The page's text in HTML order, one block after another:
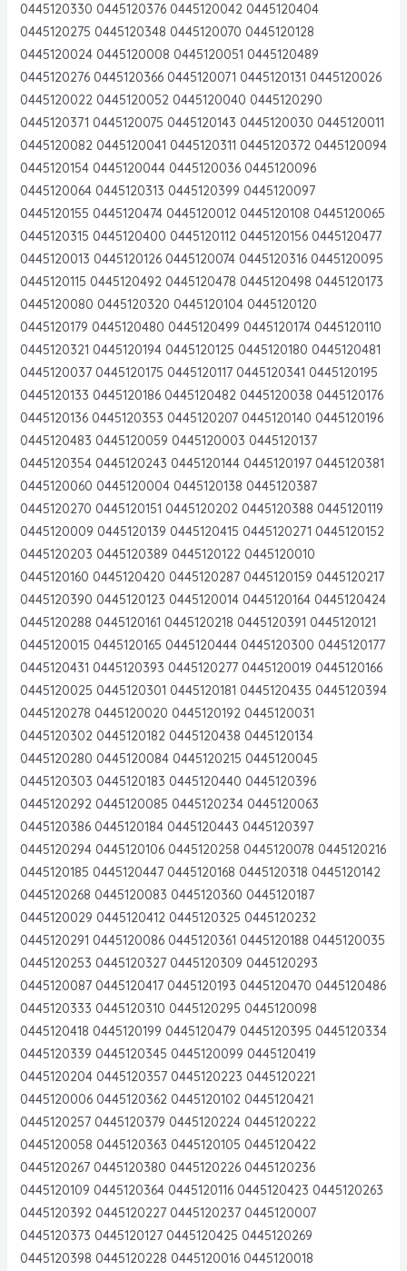
0445120330 0445120376 0445120042 0445120404
0445120275 0445120348 0445120070 0445120128
0445120024 0445120008 0445120051 0445120489
0445120276 0445120366 0445120071 0445120131 0445120026
0445120022 0445120052 0445120040 0445120290
0445120371 0445120075 0445120143 0445120030 0445120011
0445120082 0445120041 0445120311 0445120372 0445120094
0445120154 0445120044 0445120036 0445120096
0445120064 0445120313 0445120399 0445120097
0445120155 0445120474 0445120012 0445120108 0445120065
0445120315 0445120400 0445120112 0445120156 0445120477
0445120013 0445120126 0445120074 0445120316 0445120095
0445120115 0445120492 0445120478 0445120498 0445120173
0445120080 0445120320 0445120104 0445120120
0445120179 0445120480 0445120499 0445120174 0445120110
0445120321 0445120194 0445120125 0445120180 0445120481
0445120037 0445120175 0445120117 0445120341 0445120195
0445120133 0445120186 0445120482 0445120038 0445120176
0445120136 0445120353 0445120207 0445120140 0445120196
0445120483 0445120059 0445120003 0445120137
0445120354 0445120243 0445120144 0445120197 0445120381
0445120060 0445120004 0445120138 0445120387
0445120270 0445120151 0445120202 0445120388 0445120119
0445120009 0445120139 0445120415 0445120271 0445120152
0445120203 0445120389 0445120122 0445120010
0445120160 0445120420 0445120287 0445120159 0445120217
0445120390 0445120123 0445120014 0445120164 0445120424
0445120288 0445120161 0445120218 0445120391 0445120121
0445120015 0445120165 0445120444 0445120300 0445120177
0445120431 0445120393 0445120277 0445120019 0445120166
0445120025 0445120301 0445120181 0445120435 0445120394
0445120278 0445120020 0445120192 0445120031
0445120302 0445120182 0445120438 0445120134
0445120280 0445120084 0445120215 0445120045
0445120303 0445120183 0445120440 0445120396
0445120292 0445120085 0445120234 0445120063
0445120386 0445120184 0445120443 0445120397
0445120294 0445120106 0445120258 0445120078 0445120216
0445120185 0445120447 0445120168 0445120318 0445120142
0445120268 0445120083 0445120360 0445120187
0445120029 0445120412 0445120325 0445120232
0445120291 0445120086 0445120361 0445120188 0445120035
0445120253 0445120327 0445120309 0445120293
0445120087 0445120417 0445120193 0445120470 0445120486
0445120333 0445120310 0445120295 0445120098
0445120418 0445120199 0445120479 0445120395 0445120334
0445120339 0445120345 0445120099 0445120419
0445120204 0445120357 0445120223 0445120221
0445120006 0445120362 0445120102 0445120421
0445120257 0445120379 0445120224 0445120222
0445120058 0445120363 0445120105 0445120422
0445120267 0445120380 0445120226 0445120236
0445120109 0445120364 0445120116 0445120423 0445120263
0445120392 0445120227 0445120237 0445120007
0445120373 0445120127 0445120425 0445120269
0445120398 0445120228 0445120016 0445120018